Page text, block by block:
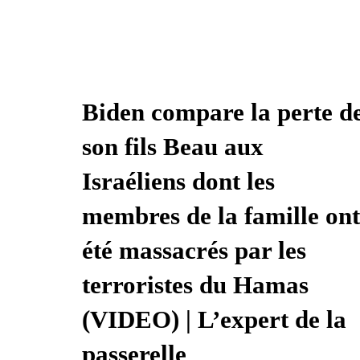
Biden compare la perte
son fils Beau aux
Israéliens dont les
membres de la famille ont
été massacrés par les
terroristes du Hamas
(VIDEO) | L’expert de la
passerelle